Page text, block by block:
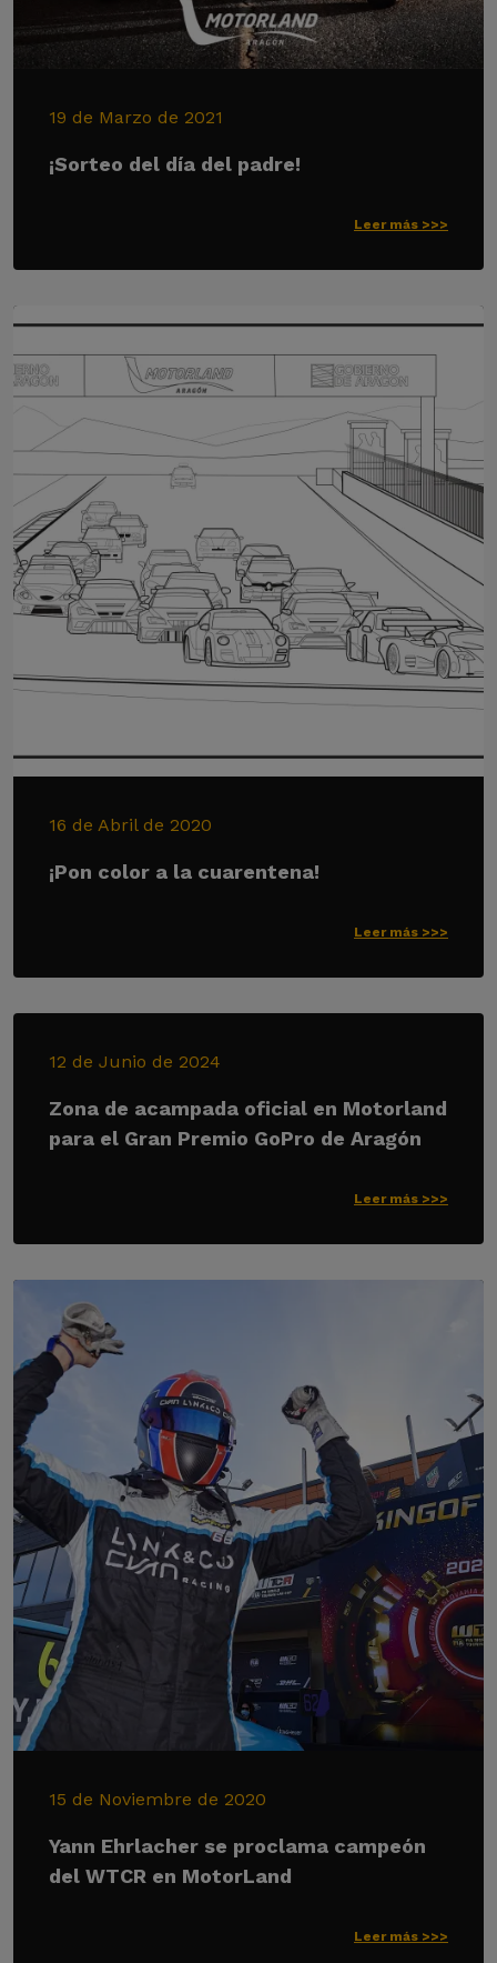
19 de Marzo de 2021
¡Sorteo del día del padre!
Leer más >>>
16 de Abril de 2020
¡Pon color a la cuarentena!
Leer más >>>
12 de Junio de 2024
Zona de acampada oficial en Motorland
para el Gran Premio GoPro de Aragón
Leer más >>>
15 de Noviembre de 2020
Yann Ehrlacher se proclama campeón
del WTCR en MotorLand
Leer más >>>